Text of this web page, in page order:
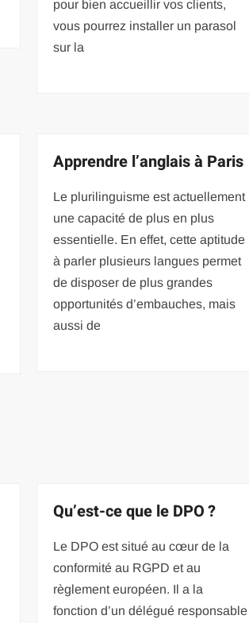
pour bien accueillir vos clients,
vous pourrez installer un parasol
sur la
Apprendre l’anglais à Paris
Le plurilinguisme est actuellement
une capacité de plus en plus
essentielle. En effet, cette aptitude
à parler plusieurs langues permet
de disposer de plus grandes
opportunités d’embauches, mais
aussi de
Qu’est-ce que le DPO ?
Le DPO est situé au cœur de la
conformité au RGPD et au
règlement européen. Il a la
fonction d’un délégué responsable